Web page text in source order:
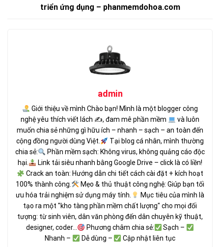
triển ứng dụng – phanmemdohoa.com
admin
Giới thiệu về mình Chào bạn! Mình là một blogger công
nghệ yêu thích viết lách ✍, đam mê phần mềm
và luôn
muốn chia sẻ những gì hữu ích – nhanh – sạch – an toàn đến
cộng đồng người dùng Việt.
Tại blog cá nhân, mình thường
chia sẻ:
Phần mềm sạch: Không virus, không quảng cáo độc
hại.
Link tải siêu nhanh bằng Google Drive – click là có liền!
Crack an toàn: Hướng dẫn chi tiết cách cài đặt + kích hoạt
100% thành công.
Mẹo & thủ thuật công nghệ: Giúp bạn tối
ưu hóa trải nghiệm sử dụng máy tính.
Mục tiêu của mình là
tạo ra một "kho tàng phần mềm chất lượng" cho mọi đối
tượng: từ sinh viên, dân văn phòng đến dân chuyên kỹ thuật,
designer, coder...
Phương châm chia sẻ:
Sạch –
Nhanh –
Dễ dùng – Cập nhật liên tục